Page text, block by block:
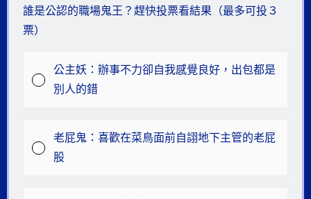
誰是公認的職場鬼王？趕快投票看結果（最多可投３
票）
公主妖：辦事不力卻自我感覺良好，出包都是
別人的錯​
老屁鬼：喜歡在菜鳥面前自詡地下主管的老屁
股​